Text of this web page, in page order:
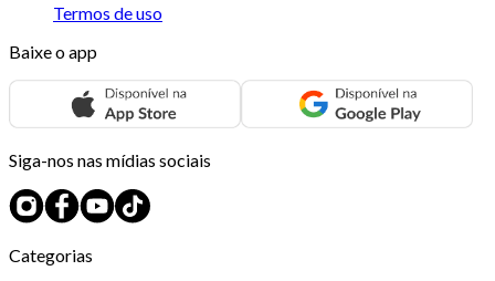
Termos de uso
Baixe o app
Siga-nos nas mídias sociais
Categorias